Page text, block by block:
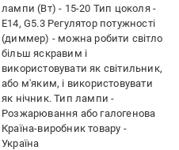
лампи (Вт) - 15-20 Тип цоколя -
Е14, G5.3 Регулятор потужності
(диммер) - можна робити світло
більш яскравим і
використовувати як світильник,
або м'яким, і використовувати
як нічник. Тип лампи -
Розжарювання або галогенова
Країна-виробник товару -
Україна